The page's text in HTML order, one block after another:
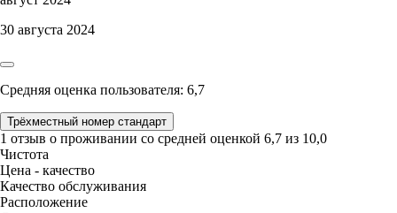
30 августа 2024
Средняя оценка пользователя: 6,7
Трёхместный номер стандарт
1 отзыв о проживании со средней оценкой 6,7 из 10,0
Чистота
Цена - качество
Качество обслуживания
Расположение